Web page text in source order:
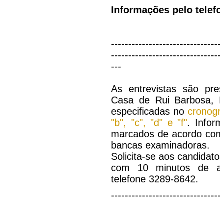
Informações pelo
---
As entrevistas são
Casa de Rui Barbosa,
especificadas no
"b", "c", "d" e "f".
marcados de acordo
bancas examinadoras.
Solicita-se aos
com 10 minutos de
telefone 3289-8642.